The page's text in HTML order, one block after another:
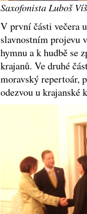
Saxofonista Luboš
V první části večera
slavnostním projevu
hymnu a k hudbě se
krajanů. Ve druhé
moravský repertoár,
odezvou u krajanské